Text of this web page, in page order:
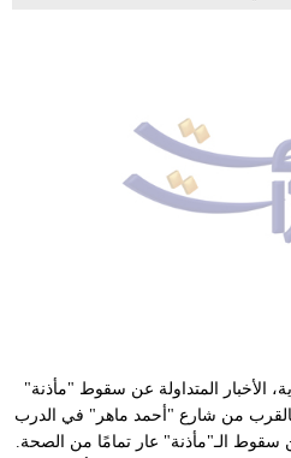
تعليم
الأخبار المتداولة عن سقوط "مأذنة"
من شارع "أحمد ماهر" في الدرب
سقوط الـ"مأذنة" عار تمامًا من الصحة.